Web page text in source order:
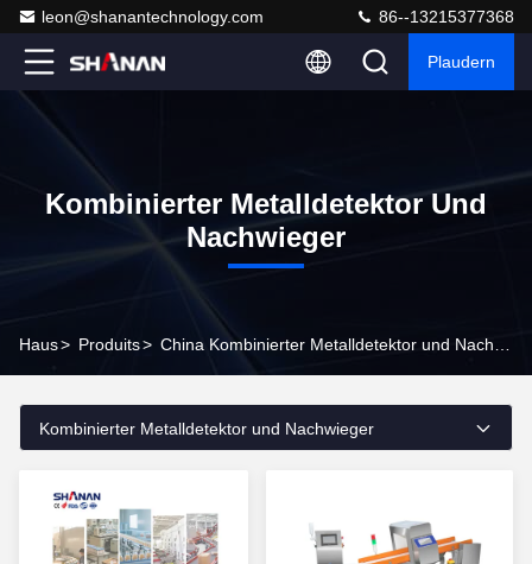
leon@shanantechnology.com 86--13215377368
Plaudern
Kombinierter Metalldetektor Und
Nachwieger
Haus> Produits>
Kombinierter Metalldetektor und Nachwieger